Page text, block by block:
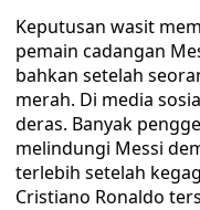
Keputusan wasit
pemain cadangan
bahkan setelah
merah. Di media
deras. Banyak
melindungi Messi
terlebih setelah
Cristiano Ronaldo